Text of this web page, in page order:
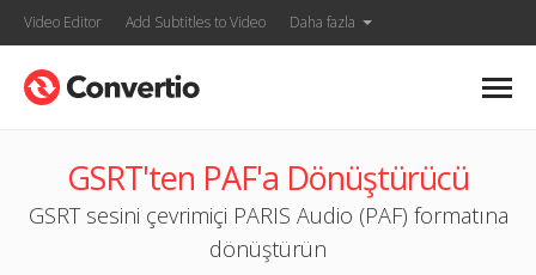
Video Editor Add Subtitles to Video Daha fazla
GSRT'ten PAF'a Dönüştürücü
GSRT sesini çevrimiçi PARIS Audio (PAF) formatına
dönüştürün